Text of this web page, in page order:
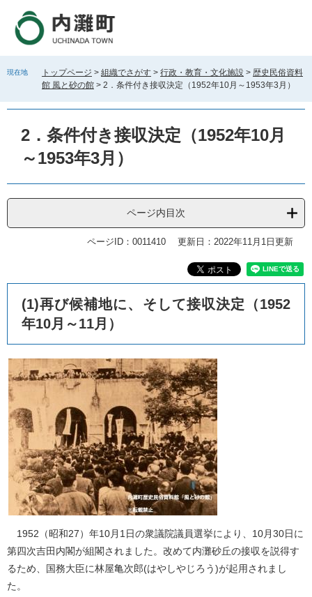
す
し
現在地 トップページ > 組織でさがす > 行政・教育・文化施設 > 歴史民俗資料
館 風と砂の館 > 2．条件付き接収決定（1952年10月～1953年3月）
2．条件付き接収決定（1952年10月
～1953年3月）
ページ内目次
ページID：0011410 更新日：2022年11月1日更新
(1)再び候補地に、そして接収決定（1952
年10月～11月）
1952（昭和27）年10月1日の衆議院議員選挙により、10月30日に
第四次吉田内閣が組閣されました。改めて内灘砂丘の接収を説得す
るため、国務大臣に林屋亀次郎(はやしやじろう)が起用されまし
た。